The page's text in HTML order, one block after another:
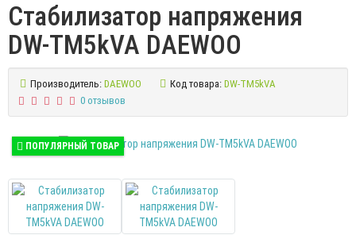
Стабилизатор напряжения
DW-TM5kVA DAEWOO
Производитель: DAEWOO Код товара: DW-TM5kVA
0 отзывов
ПОПУЛЯРНЫЙ ТОВАР